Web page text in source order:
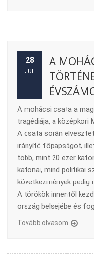
28
JUL
A
A mohácsi csata a
tragédiája, a középkori
A csata során
irányító főpapságot,
több, mint 20 ezer
katonai, mind politikai
következmények
A törökök innentől
ország belsejébe és
Tovább olvasom